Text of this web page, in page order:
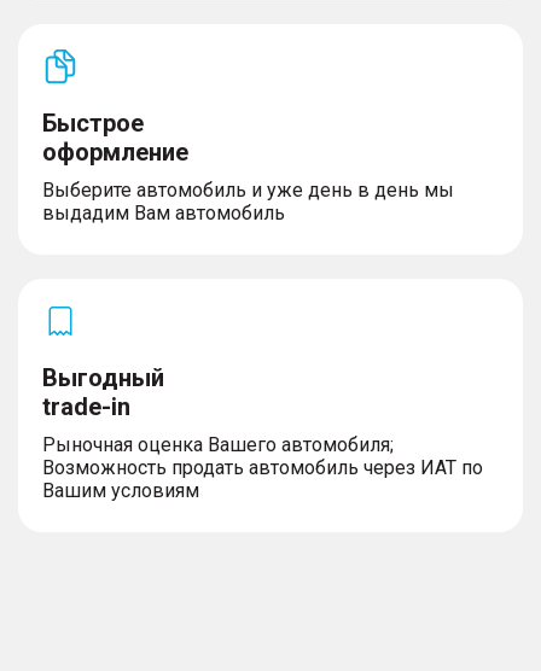
Быстрое
оформление
Выберите автомобиль и уже день в день мы
выдадим Вам автомобиль
Выгодный
trade-in
Рыночная оценка Вашего автомобиля;
Возможность продать автомобиль через ИАТ по
Вашим условиям